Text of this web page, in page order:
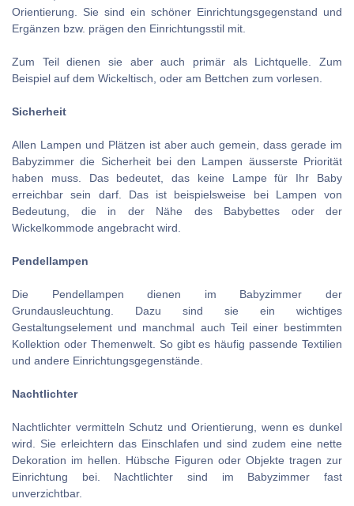
Orientierung. Sie sind ein schöner Einrichtungsgegenstand und
Ergänzen bzw. prägen den Einrichtungsstil mit.
Zum Teil dienen sie aber auch primär als Lichtquelle. Zum
Beispiel auf dem Wickeltisch, oder am Bettchen zum vorlesen.
Sicherheit
Allen Lampen und Plätzen ist aber auch gemein, dass gerade im
Babyzimmer die Sicherheit bei den Lampen äusserste Priorität
haben muss. Das bedeutet, das keine Lampe für Ihr Baby
erreichbar sein darf. Das ist beispielsweise bei Lampen von
Bedeutung, die in der Nähe des Babybettes oder der
Wickelkommode angebracht wird.
Pendellampen
Die Pendellampen dienen im Babyzimmer der
Grundausleuchtung. Dazu sind sie ein wichtiges
Gestaltungselement und manchmal auch Teil einer bestimmten
Kollektion oder Themenwelt. So gibt es häufig passende Textilien
und andere Einrichtungsgegenstände.
Nachtlichter
Nachtlichter vermitteln Schutz und Orientierung, wenn es dunkel
wird. Sie erleichtern das Einschlafen und sind zudem eine nette
Dekoration im hellen. Hübsche Figuren oder Objekte tragen zur
Einrichtung bei. Nachtlichter sind im Babyzimmer fast
unverzichtbar.